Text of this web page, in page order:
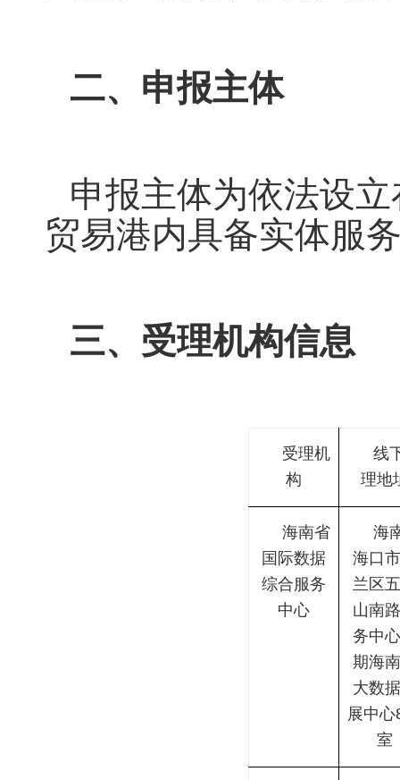
二、申报主体
申报主体为依法设
贸易港内具备实体服
三、受理机构信息
受理机
构
线
理地
海南省
国际数据
综合服务
中心
海
海口
兰区
山南
务中
期海
大数
展中心
室